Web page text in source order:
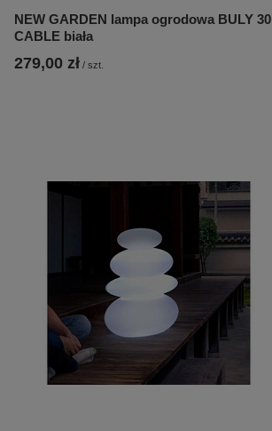
NEW GARDEN lampa ogrodowa BULY 30
CABLE biała
279,00 zł / szt.